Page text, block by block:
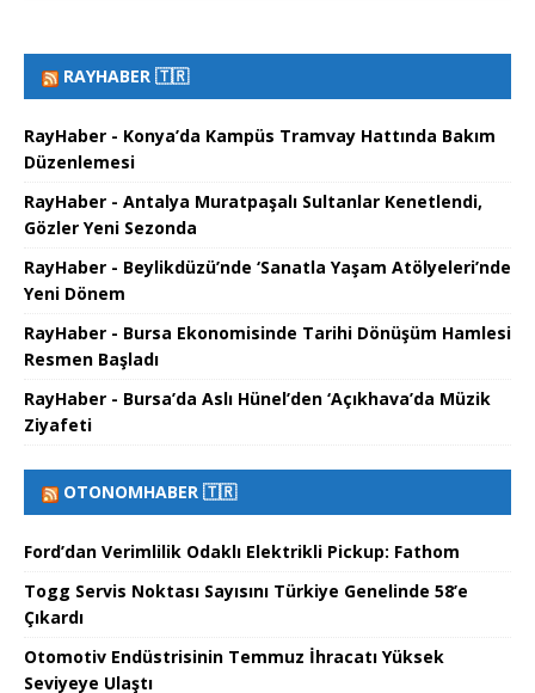
RAYHABER 🇹🇷
RayHaber - Konya’da Kampüs Tramvay Hattında Bakım
Düzenlemesi
RayHaber - Antalya Muratpaşalı Sultanlar Kenetlendi,
Gözler Yeni Sezonda
RayHaber - Beylikdüzü’nde ‘Sanatla Yaşam Atölyeleri’nde
Yeni Dönem
RayHaber - Bursa Ekonomisinde Tarihi Dönüşüm Hamlesi
Resmen Başladı
RayHaber - Bursa’da Aslı Hünel’den ‘Açıkhava’da Müzik
Ziyafeti
OTONOMHABER 🇹🇷
Ford’dan Verimlilik Odaklı Elektrikli Pickup: Fathom
Togg Servis Noktası Sayısını Türkiye Genelinde 58’e
Çıkardı
Otomotiv Endüstrisinin Temmuz İhracatı Yüksek
Seviyeye Ulaştı